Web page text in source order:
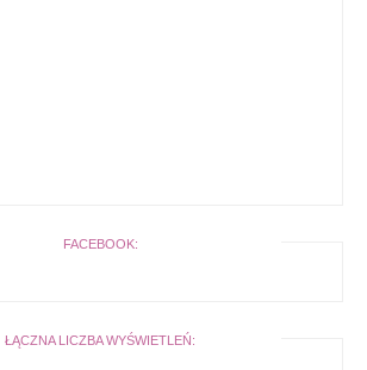
FACEBOOK:
ŁĄCZNA LICZBA WYŚWIETLEŃ: